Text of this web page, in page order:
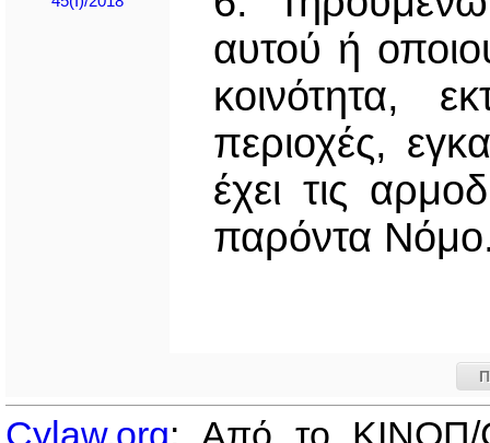
αυτού ή
κοινότητα,
περιοχές,
έχει τις
παρόντα
Cylaw.org: Από το